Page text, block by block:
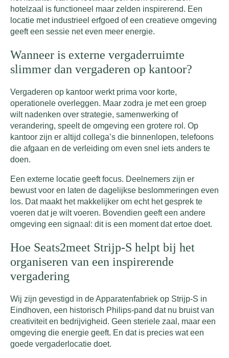
hotelzaal is functioneel maar zelden inspirerend. Een
locatie met industrieel erfgoed of een creatieve omgeving
geeft een sessie net even meer energie.
Wanneer is externe vergaderruimte
slimmer dan vergaderen op kantoor?
Vergaderen op kantoor werkt prima voor korte,
operationele overleggen. Maar zodra je met een groep
wilt nadenken over strategie, samenwerking of
verandering, speelt de omgeving een grotere rol. Op
kantoor zijn er altijd collega’s die binnenlopen, telefoons
die afgaan en de verleiding om even snel iets anders te
doen.
Een externe locatie geeft focus. Deelnemers zijn er
bewust voor en laten de dagelijkse beslommeringen even
los. Dat maakt het makkelijker om echt het gesprek te
voeren dat je wilt voeren. Bovendien geeft een andere
omgeving een signaal: dit is een moment dat ertoe doet.
Hoe Seats2meet Strijp-S helpt bij het
organiseren van een inspirerende
vergadering
Wij zijn gevestigd in de Apparatenfabriek op Strijp-S in
Eindhoven, een historisch Philips-pand dat nu bruist van
creativiteit en bedrijvigheid. Geen steriele zaal, maar een
omgeving die energie geeft. En dat is precies wat een
goede vergaderlocatie doet.